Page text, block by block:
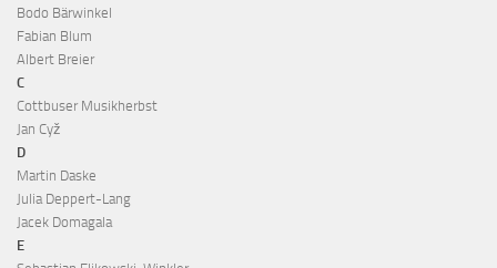
Bodo Bärwinkel
Fabian Blum
Albert Breier
C
Cottbuser Musikherbst
Jan Cyž
D
Martin Daske
Julia Deppert-Lang
Jacek Domagala
E